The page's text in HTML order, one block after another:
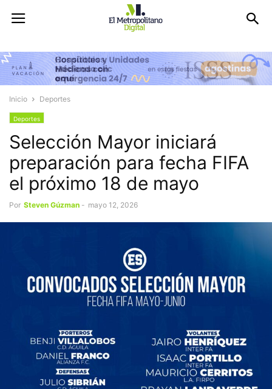
Inicio Deportes
Deportes
Selección Mayor iniciará
preparación para fecha FIFA
el próximo 18 de mayo
Por Steven Gúzman - mayo 12, 2026